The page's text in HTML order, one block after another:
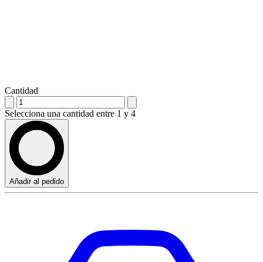
Cantidad
Selecciona una cantidad entre 1 y 4
Añadir al pedido